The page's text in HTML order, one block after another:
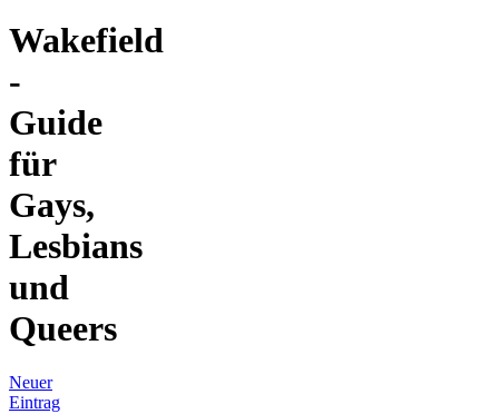
Wakefield
-
Guide
für
Gays,
Lesbians
und
Queers
Neuer
Eintrag